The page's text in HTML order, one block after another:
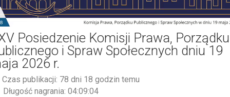
Posiedzenie Komisji Prawa, Porządku
i Spraw Społecznych dniu 19
2026 r.
Czas publikacji: 78 dni 18 godzin temu
Długość nagrania: 04:09:04